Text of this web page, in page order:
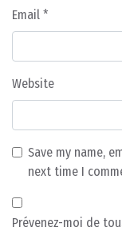
Email *
Website
Save my name,
next time I
Prévenez-moi de